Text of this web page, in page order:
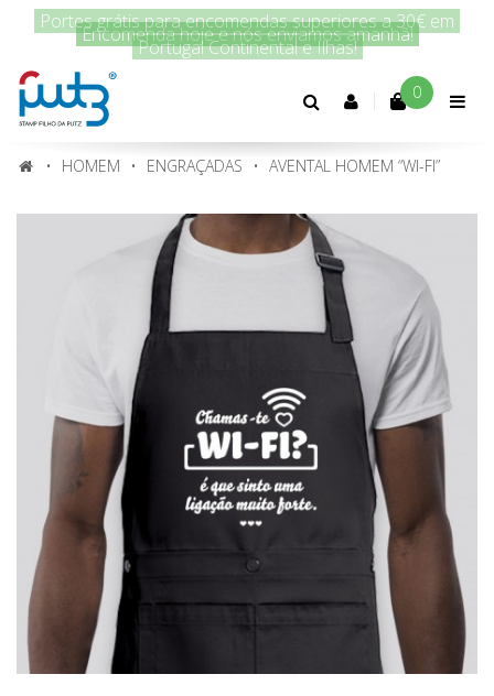
Encomenda hoje e nós enviamos amanhã!
Conta 0
HOMEM ENGRAÇADAS AVENTAL HOMEM “WI-FI”